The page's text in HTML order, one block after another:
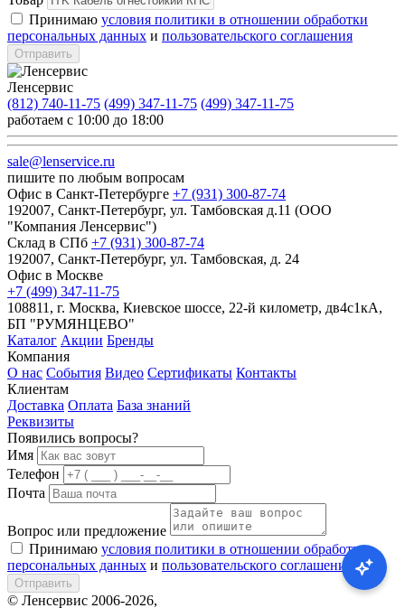
Принимаю условия политики в отношении обработки
персональных данных и пользовательского соглашения
Отправить
Ленсервис
(812) 740-11-75 (499) 347-11-75 (499) 347-11-75
работаем с 10:00 до 18:00
sale@lenservice.ru
пишите по любым вопросам
Офис в Санкт-Петербурге +7 (931) 300-87-74
192007, Санкт-Петербург, ул. Тамбовская д.11 (ООО
"Компания Ленсервис")
Склад в СПб +7 (931) 300-87-74
192007, Санкт-Петербург, ул. Тамбовская, д. 24
Офис в Москве
+7 (499) 347-11-75
108811, г. Москва, Киевское шоссе, 22-й километр, дв4с1кА,
БП "РУМЯНЦЕВО"
Каталог Акции Бренды
Компания
О нас События Видео Сертификаты Контакты
Клиентам
Доставка Оплата База знаний
Реквизиты
Появились вопросы?
Имя
Телефон
Почта
Вопрос или предложение
Принимаю условия политики в отношении обработки
персональных данных и пользовательского соглашения
Отправить
© Ленсервис 2006-2026,